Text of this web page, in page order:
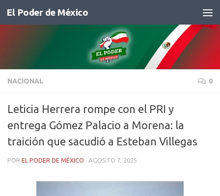
Saltar al contenido
El Poder de México
NACIONAL 0
Leticia Herrera rompe con el PRI y
entrega Gómez Palacio a Morena: la
traición que sacudió a Esteban Villegas
POR EL PODER DE MÉXICO · AGOSTO 7, 2025